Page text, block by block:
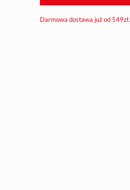
Darmowa dostawa już od 549zł.